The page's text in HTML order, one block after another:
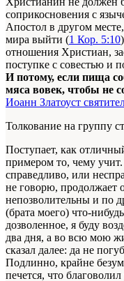
соприкосновения с
Апостол в другом
мира выйти (1 Кор. 5:10
отношения Христиан,
поступке с совестью и
И потому, если пища
мяса вовек, чтобы не
Иоанн Златоуст
Толкование на группу
Поступает, как
примером то, чему
справедливо, или
не говорю, продолжает
непозволительны и по
(брата моего) что-
дозволенное, я буду
два дня, а во всю мою
сказал далее: да не
Подлинно, крайне
печется, что